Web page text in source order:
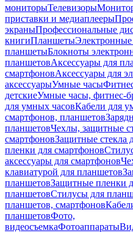
мониторыТелевизоры
приставки и медиаплееры
экраныПрофессиональные
книгиПланшеты
планшетыБлокноты
планшетовАксессуары для
смартфоновАксессуары для
аксессуарыУмные часы
детскиеУмные часы, фитнес-
для умных часовКабели для
смартфонов, планшетов
планшетовЧехлы, защитные
смартфоновЗащитные стекла
пленки для смартфонов
аксессуары для смартфонов
клавиатурой для планшетов
планшетовЗащитные пленки
планшетовСтилусы для
планшетов, смартфонов
планшетовФото,
видеосъемкаФотоаппараты